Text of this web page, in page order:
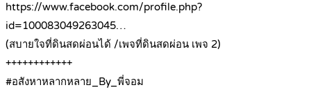
https://www.facebook.com/profile.php?
id=100083049263045…
(สบายใจที่ดินสดผ่อนได้ /เพจที่ดินสดผ่อน เพจ 2)
++++++++++++
#อสังหาหลากหลาย_By_พี่จอม